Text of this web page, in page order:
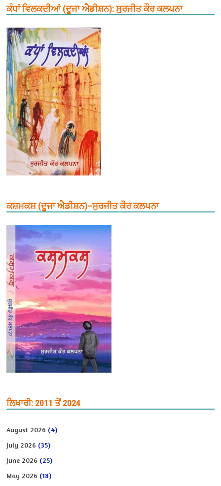
ਕੰਧਾਂ ਵਿਲਕਦੀਆਂ (ਦੂਜਾ ਐਡੀਸ਼ਨ): ਸੁਰਜੀਤ ਕੌਰ ਕਲਪਨਾ
ਕਸ਼ਮਕਸ਼ (ਦੂਜਾ ਐਡੀਸ਼ਨ)–ਸੁਰਜੀਤ ਕੌਰ ਕਲਪਨਾ
ਲਿਖਾਰੀ: 2011 ਤੋਂ 2024
August 2026 (4)
July 2026 (35)
June 2026 (25)
May 2026 (18)